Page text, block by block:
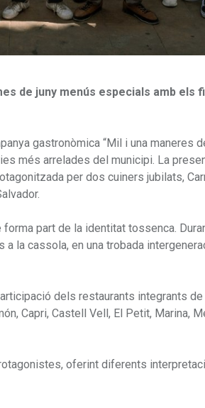
de juny menús especials amb els
gastronòmica “Mil i una maneres
més arrelades del municipi. La
per dos cuiners jubilats,
forma part de la identitat tossenca.
la cassola, en una trobada
dels restaurants integrants
Capri, Castell Vell, El Petit, Marina,
oferint diferents